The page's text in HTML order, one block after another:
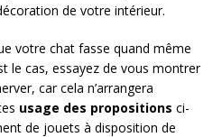
de votre intérieur.
votre chat fasse quand même
le cas, essayez de vous montrer
car cela n’arrangera
usage des propositions ci-
de jouets à disposition de